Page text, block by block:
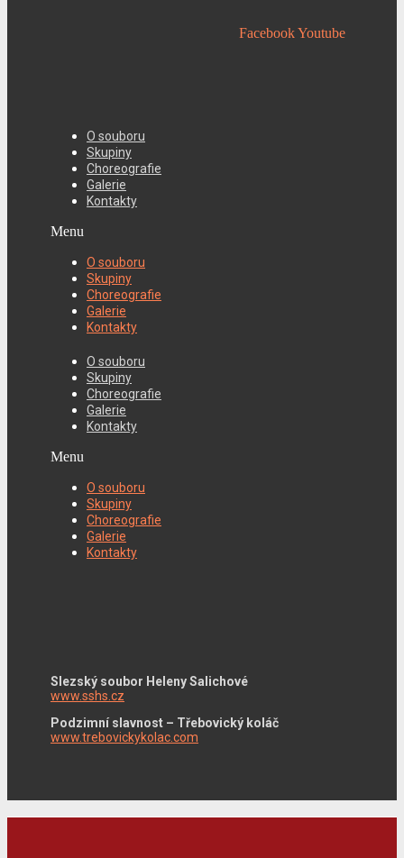
Facebook Youtube
O souboru
Skupiny
Choreografie
Galerie
Kontakty
Menu
O souboru
Skupiny
Choreografie
Galerie
Kontakty
O souboru
Skupiny
Choreografie
Galerie
Kontakty
Menu
O souboru
Skupiny
Choreografie
Galerie
Kontakty
Slezský soubor Heleny Salichové
www.sshs.cz
Podzimní slavnost – Třebovický koláč
www.trebovickykolac.com